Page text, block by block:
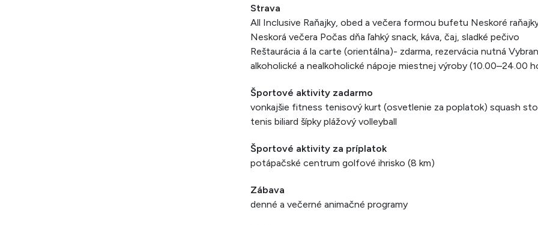
Strava
All Inclusive Raňajky, obed a večera formou bufetu Neskoré
Neskorá večera Počas dňa ľahký snack, káva, čaj, sladké pečivo
Reštaurácia á la carte (orientálna)- zdarma, rezervácia nutná
alkoholické a nealkoholické nápoje miestnej výroby (10.00–24.00
Športové aktivity zadarmo
vonkajšie fitness tenisový kurt (osvetlenie za poplatok) squash
tenis biliard šípky plážový volleyball
Športové aktivity za príplatok
potápačské centrum golfové ihrisko (8 km)
Zábava
denné a večerné animačné programy